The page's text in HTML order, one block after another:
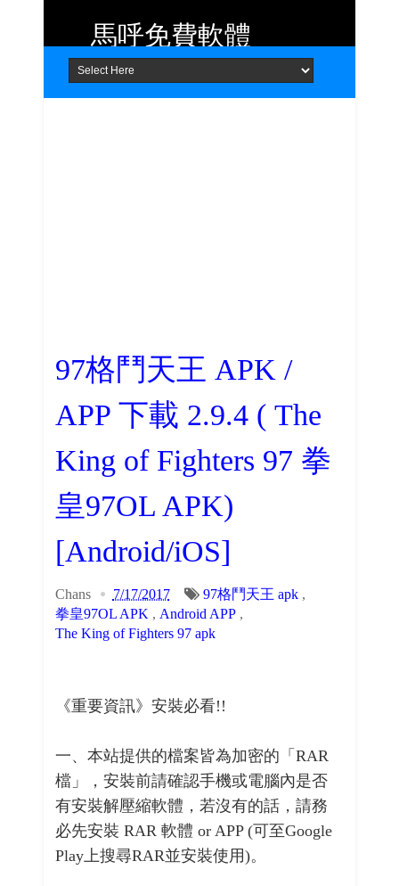
Home About Contact
馬呼免費軟體
提供 Android、iOS 好用的手機應用
程式及 Windows 免費軟體
97格鬥天王 APK /
APP 下載 2.9.4 ( The
King of Fighters 97 拳
皇97OL APK)
[Android/iOS]
Chans 7/17/2017 97格鬥天王 apk,
拳皇97OL APK , Android APP,
The King of Fighters 97 apk
《重要資訊》安裝必看!!
一、本站提供的檔案皆為加密的「RAR
檔」，安裝前請確認手機或電腦內是否
有安裝解壓縮軟體，若沒有的話，請務
必先安裝 RAR 軟體 or APP (可至Google
Play上搜尋RAR並安裝使用)。